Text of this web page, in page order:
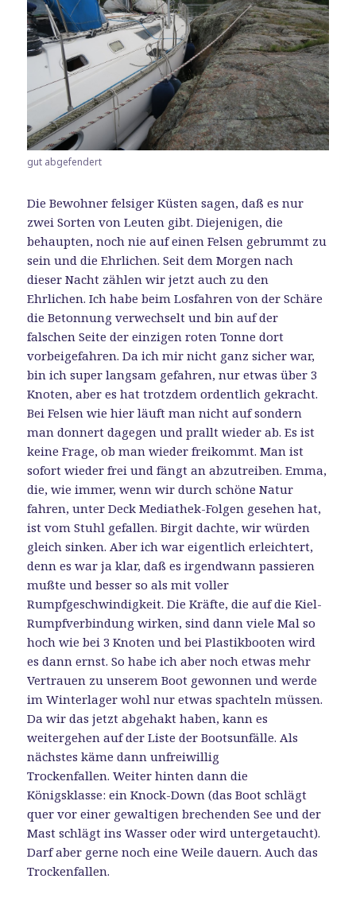
gut abgefendert
Die Bewohner felsiger Küsten sagen, daß es nur
zwei Sorten von Leuten gibt. Diejenigen, die
behaupten, noch nie auf einen Felsen gebrummt zu
sein und die Ehrlichen. Seit dem Morgen nach
dieser Nacht zählen wir jetzt auch zu den
Ehrlichen. Ich habe beim Losfahren von der Schäre
die Betonnung verwechselt und bin auf der
falschen Seite der einzigen roten Tonne dort
vorbeigefahren. Da ich mir nicht ganz sicher war,
bin ich super langsam gefahren, nur etwas über 3
Knoten, aber es hat trotzdem ordentlich gekracht.
Bei Felsen wie hier läuft man nicht auf sondern
man donnert dagegen und prallt wieder ab. Es ist
keine Frage, ob man wieder freikommt. Man ist
sofort wieder frei und fängt an abzutreiben. Emma,
die, wie immer, wenn wir durch schöne Natur
fahren, unter Deck Mediathek-Folgen gesehen hat,
ist vom Stuhl gefallen. Birgit dachte, wir würden
gleich sinken. Aber ich war eigentlich erleichtert,
denn es war ja klar, daß es irgendwann passieren
mußte und besser so als mit voller
Rumpfgeschwindigkeit. Die Kräfte, die auf die Kiel-
Rumpfverbindung wirken, sind dann viele Mal so
hoch wie bei 3 Knoten und bei Plastikbooten wird
es dann ernst. So habe ich aber noch etwas mehr
Vertrauen zu unserem Boot gewonnen und werde
im Winterlager wohl nur etwas spachteln müssen.
Da wir das jetzt abgehakt haben, kann es
weitergehen auf der Liste der Bootsunfälle. Als
nächstes käme dann unfreiwillig
Trockenfallen. Weiter hinten dann die
Königsklasse: ein Knock-Down (das Boot schlägt
quer vor einer gewaltigen brechenden See und der
Mast schlägt ins Wasser oder wird untergetaucht).
Darf aber gerne noch eine Weile dauern. Auch das
Trockenfallen.